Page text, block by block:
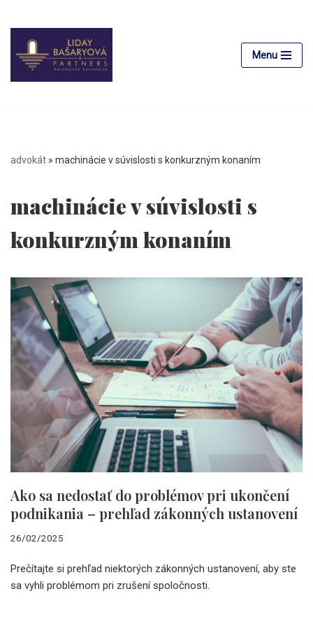
Preskočiť
na
obsah
Menu
advokát » machinácie v súvislosti s konkurzným konaním
machinácie v súvislosti s
konkurzným konaním
Ako sa nedostať do problémov pri ukončení
podnikania – prehľad zákonných ustanovení
26/02/2025
Prečítajte si prehľad niektorých zákonných ustanovení, aby ste
sa vyhli problémom pri zrušení spoločnosti.